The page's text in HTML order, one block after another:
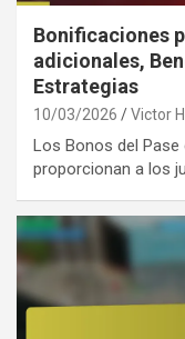
Bonificaciones
adicionales,
Estrategias
10/03/2026 Victor
Los Bonos del Pase
proporcionan a los